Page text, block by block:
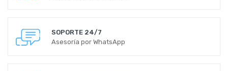
SOPORTE 24/7
Asesoría por WhatsApp